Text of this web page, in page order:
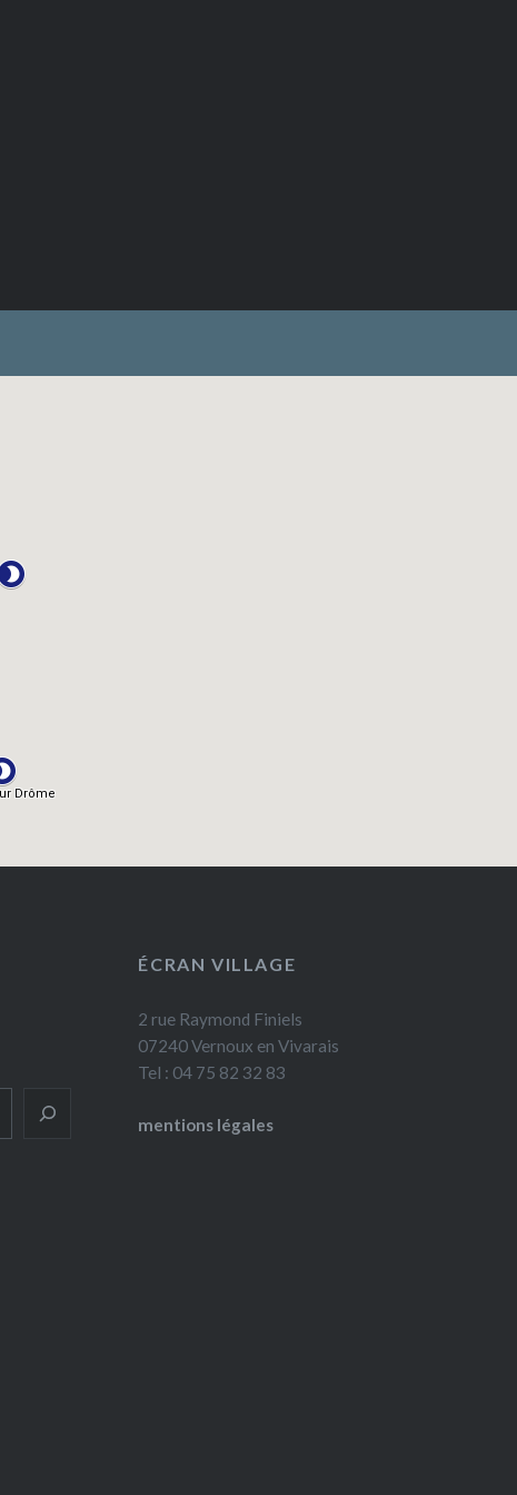
ÉCRAN VILLAGE
2 rue Raymond Finiels
07240 Vernoux en Vivarais
Tel : 04 75 82 32 83
mentions légales